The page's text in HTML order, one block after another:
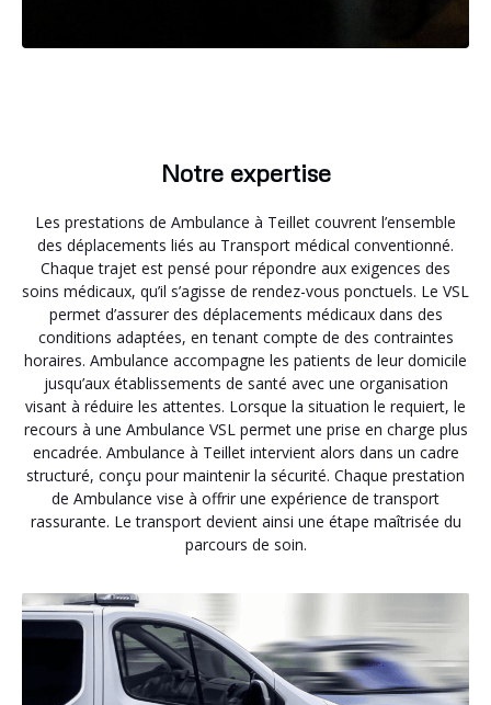
Notre expertise
Les prestations de Ambulance à Teillet couvrent l’ensemble
des déplacements liés au Transport médical conventionné.
Chaque trajet est pensé pour répondre aux exigences des
soins médicaux, qu’il s’agisse de rendez-vous ponctuels. Le VSL
permet d’assurer des déplacements médicaux dans des
conditions adaptées, en tenant compte de des contraintes
horaires. Ambulance accompagne les patients de leur domicile
jusqu’aux établissements de santé avec une organisation
visant à réduire les attentes. Lorsque la situation le requiert, le
recours à une Ambulance VSL permet une prise en charge plus
encadrée. Ambulance à Teillet intervient alors dans un cadre
structuré, conçu pour maintenir la sécurité. Chaque prestation
de Ambulance vise à offrir une expérience de transport
rassurante. Le transport devient ainsi une étape maîtrisée du
parcours de soin.